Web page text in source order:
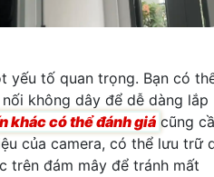
yếu tố quan trọng. Bạn có
không dây để dễ dàng lắp
khác có thể đánh giá cũng
của camera, có thể lưu trữ
trên đám mây để tránh mất